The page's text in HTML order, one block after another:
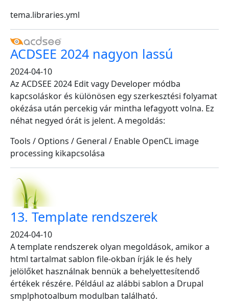
tema.libraries.yml
ACDSEE 2024 nagyon lassú
2024-04-10
Az ACDSEE 2024 Edit vagy Developer módba
kapcsoláskor és különösen egy szerkesztési folyamat
okézása után percekig vár mintha lefagyott volna. Ez
néhat negyed órát is jelent. A megoldás:
Tools / Options / General / Enable OpenCL image
processing kikapcsolása
13. Template rendszerek
2024-04-10
A template rendszerek olyan megoldások, amikor a
html tartalmat sablon file-okban írják le és hely
jelölőket használnak bennük a behelyettesítendő
értékek részére. Például az alábbi sablon a Drupal
smplphotoalbum modulban található.